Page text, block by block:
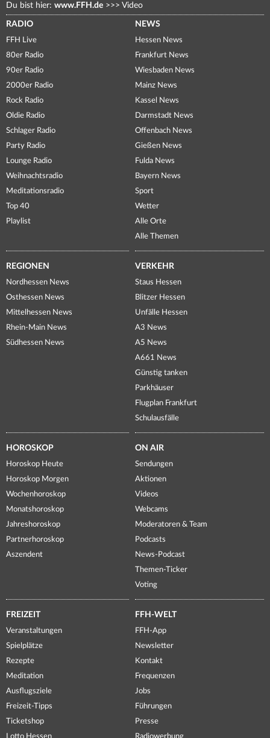
Du bist hier: www.FFH.de >>> Video
RADIO
FFH Live
80er Radio
90er Radio
2000er Radio
Rock Radio
Oldie Radio
Schlager Radio
Party Radio
Lounge Radio
Weihnachtsradio
Meditationsradio
Top 40
Playlist
NEWS
Hessen News
Frankfurt News
Wiesbaden News
Mainz News
Kassel News
Darmstadt News
Offenbach News
Gießen News
Fulda News
Bayern News
Sport
Wetter
Alle Orte
Alle Themen
REGIONEN
Nordhessen News
Osthessen News
Mittelhessen News
Rhein-Main News
Südhessen News
VERKEHR
Staus Hessen
Blitzer Hessen
Unfälle Hessen
A3 News
A5 News
A661 News
Günstig tanken
Parkhäuser
Flugplan Frankfurt
Schulausfälle
HOROSKOP
Horoskop Heute
Horoskop Morgen
Wochenhoroskop
Monatshoroskop
Jahreshoroskop
Partnerhoroskop
Aszendent
ON AIR
Sendungen
Aktionen
Videos
Webcams
Moderatoren & Team
Podcasts
News-Podcast
Themen-Ticker
Voting
FREIZEIT
Veranstaltungen
Spielplätze
Rezepte
Meditation
Ausflugsziele
Freizeit-Tipps
Ticketshop
Lotto Hessen
FFH-WELT
FFH-App
Newsletter
Kontakt
Frequenzen
Jobs
Führungen
Presse
Radiowerbung